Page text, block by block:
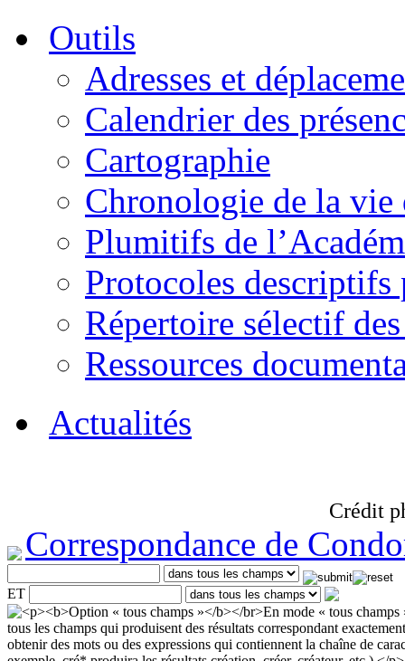
Outils
Adresses et
Calendrier des
Cartographie
Chronologie de la vie
Plumitifs de
Protocoles descriptifs
Répertoire sélectif
Ressources
Actualités
Crédit
Correspondance de
ET